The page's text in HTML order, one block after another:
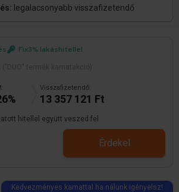
legalacsonyabb visszafizetendő
Fix3% lakáshitellel
Visszafizetendő:
13 357 121 Ft
hitellel együtt veszed fel
Érdekel